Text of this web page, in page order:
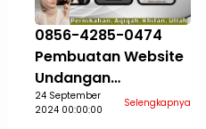
0856-4285-0474
Pembuatan Website
Undangan
Pernikahan Aqiqah
24 September
2024 00:00:00
Selengkapnya